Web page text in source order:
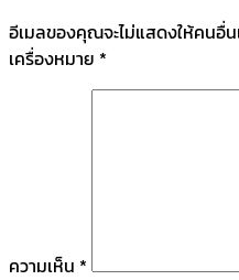
อีเมลของคุณจะไม่แสดงให้คนอื่น
เครื่องหมาย *
ความเห็น *